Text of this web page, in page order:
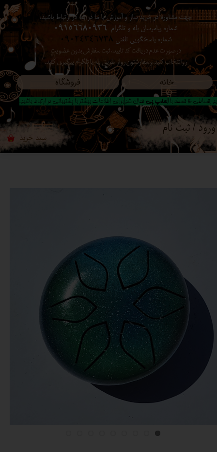
خانه فروشگاه
جهت مشاوره در خرید ساز و آموزش با ما در بله در ارتباط باشید،
شماره پیامرسان بله و تلگرام 09156680936
شماره پاسخگویی تلفنی 09024346738
در صورت عدم دریافت کد تایید ، ثبت سفارش بدون عضویت
رو انتخاب کنید ​​​​​​​ و سفارشتون رو از طریق بله یا تلگرام پیگیری کنید.
۰ سبد خرید
ورود / ثبت نام
حساب کاربری من
تغییر گذر واژه
سفارشات
خروج از حساب کاربری
اقساطی 4 قسطه با اسنپ پی فعال شد|برای اطلاعات بیشتر با پشتیبانی در ارتباط باشید..